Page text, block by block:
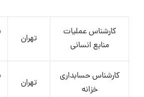
کارشناس عملیات
منابع انسانی
تهران
کارشناس حسابداری
خزانه
تهران